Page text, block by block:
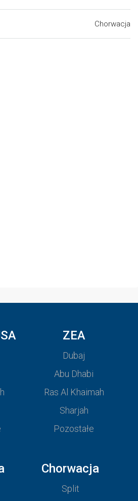
Chorwacja
ZEA
Dubaj
Abu Dhabi
Ras Al Khaimah
Sharjah
Pozostałe
Chorwacja
Split